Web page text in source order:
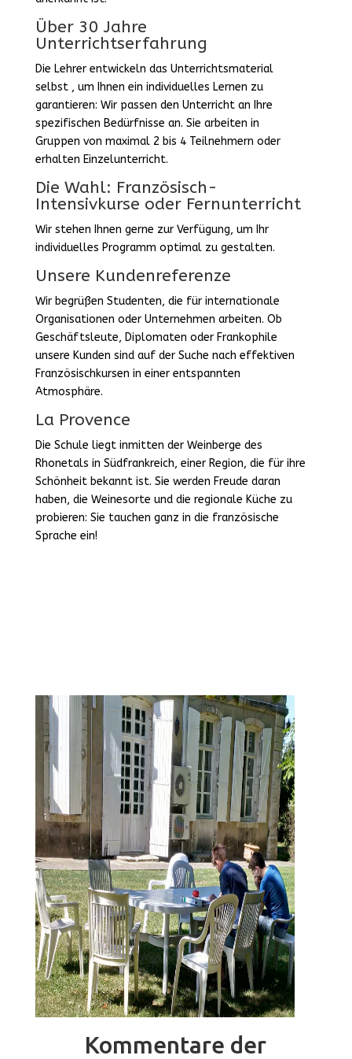
Über 30 Jahre
Unterrichtserfahrung
Die Lehrer entwickeln das Unterrichtsmaterial
selbst , um Ihnen ein individuelles Lernen zu
garantieren: Wir passen den Unterricht an Ihre
spezifischen Bedürfnisse an. Sie arbeiten in
Gruppen von maximal 2 bis 4 Teilnehmern oder
erhalten Einzelunterricht.
Die Wahl: Französisch-
Intensivkurse oder Fernunterricht
Wir stehen Ihnen gerne zur Verfügung, um Ihr
individuelles Programm optimal zu gestalten.
Unsere Kundenreferenze
Wir begrüßen Studenten, die für internationale
Organisationen oder Unternehmen arbeiten. Ob
Geschäftsleute, Diplomaten oder Frankophile
unsere Kunden sind auf der Suche nach effektiven
Französischkursen in einer entspannten
Atmosphäre.
La Provence
Die Schule liegt inmitten der Weinberge des
Rhonetals in Südfrankreich, einer Region, die für ihre
Schönheit bekannt ist. Sie werden Freude daran
haben, die Weinesorte und die regionale Küche zu
probieren: Sie tauchen ganz in die französische
Sprache ein!
Kommentare der